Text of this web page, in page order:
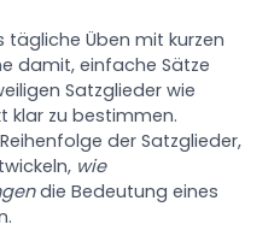
tägliche Üben mit kurzen
damit, einfache Sätze
Satzglieder wie
klar zu bestimmen.
der Satzglieder,
wie
die Bedeutung eines